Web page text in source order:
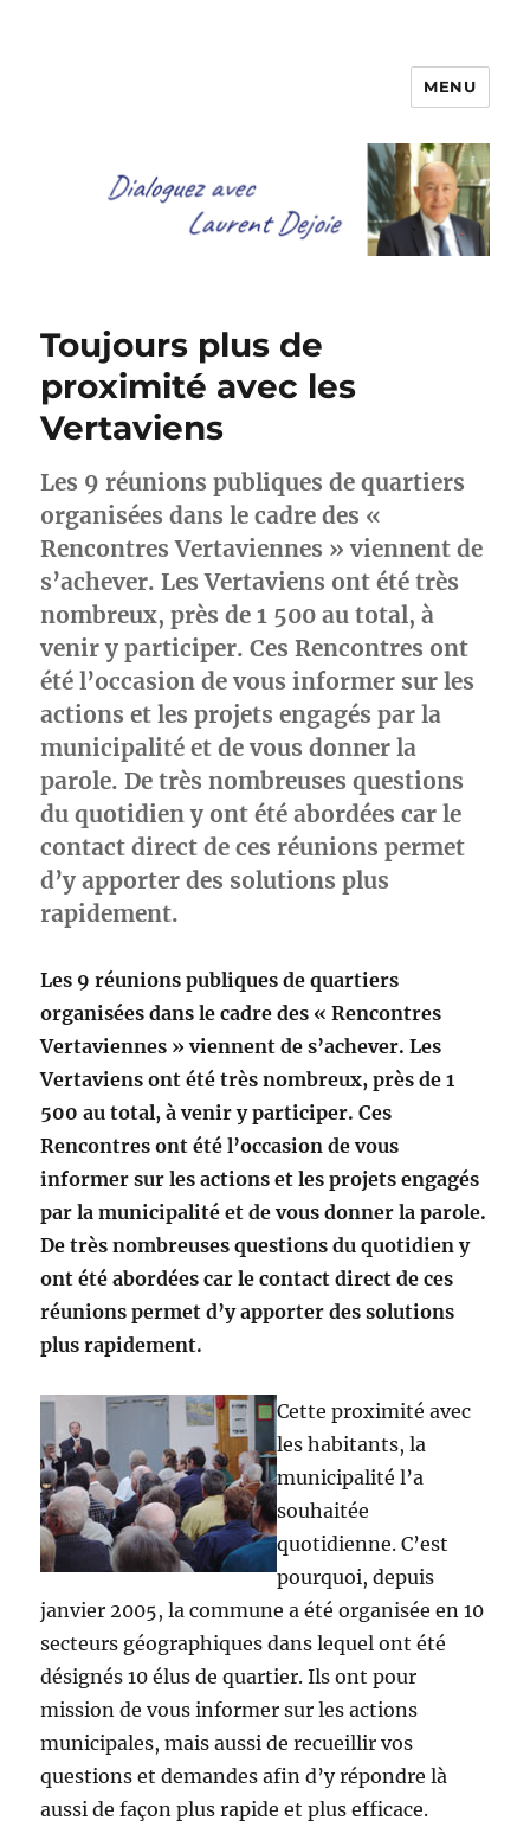
Dialoguez avec Laurent Dejoie
MENU
Toujours plus de
proximité avec les
Vertaviens
Les 9 réunions publiques de quartiers
organisées dans le cadre des «
Rencontres Vertaviennes » viennent de
s’achever. Les Vertaviens ont été très
nombreux, près de 1 500 au total, à
venir y participer. Ces Rencontres ont
été l’occasion de vous informer sur les
actions et les projets engagés par la
municipalité et de vous donner la
parole. De très nombreuses questions
du quotidien y ont été abordées car le
contact direct de ces réunions permet
d’y apporter des solutions plus
rapidement.
Les 9 réunions publiques de quartiers
organisées dans le cadre des « Rencontres
Vertaviennes » viennent de s’achever. Les
Vertaviens ont été très nombreux, près de 1
500 au total, à venir y participer. Ces
Rencontres ont été l’occasion de vous
informer sur les actions et les projets engagés
par la municipalité et de vous donner la parole.
De très nombreuses questions du quotidien y
ont été abordées car le contact direct de ces
réunions permet d’y apporter des solutions
plus rapidement.
Cette proximité avec
les habitants, la
municipalité l’a
souhaitée
quotidienne. C’est
pourquoi, depuis
janvier 2005, la commune a été organisée en 10
secteurs géographiques dans lequel ont été
désignés 10 élus de quartier. Ils ont pour
mission de vous informer sur les actions
municipales, mais aussi de recueillir vos
questions et demandes afin d’y répondre là
aussi de façon plus rapide et plus efficace.